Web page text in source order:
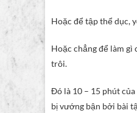
Hoặc để tập thể dục,
Hoặc chẳng để làm
trôi.
Đó là 10 – 15 phút
bị vướng bận bởi bài